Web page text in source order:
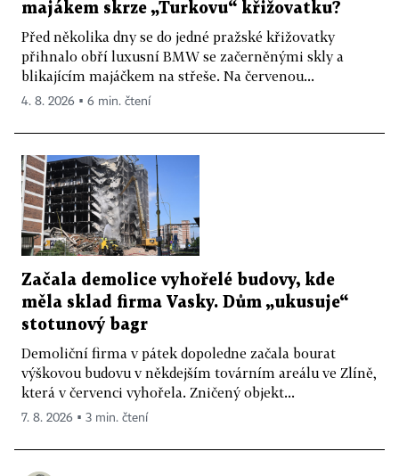
majákem skrze „Turkovu“ křižovatku?
Před několika dny se do jedné pražské křižovatky
přihnalo obří luxusní BMW se začerněnými skly a
blikajícím majáčkem na střeše. Na červenou...
4. 8. 2026 ▪ 6 min. čtení
Začala demolice vyhořelé budovy, kde
měla sklad firma Vasky. Dům „ukusuje“
stotunový bagr
Demoliční firma v pátek dopoledne začala bourat
výškovou budovu v někdejším továrním areálu ve Zlíně,
která v červenci vyhořela. Zničený objekt...
7. 8. 2026 ▪ 3 min. čtení